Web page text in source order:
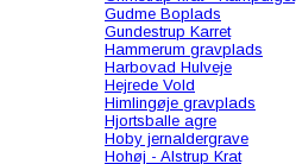
Gudme Boplads
Gundestrup Karret
Hammerum gravplads
Harbovad Hulveje
Hejrede Vold
Himlingøje gravplads
Hjortsballe agre
Hoby jernaldergrave
Hohøj - Alstrup Krat